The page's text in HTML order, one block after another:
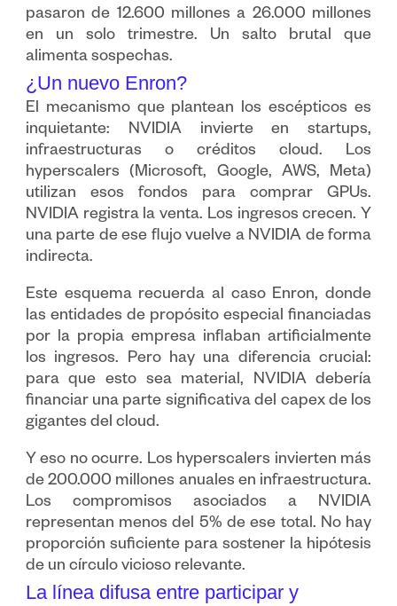
pasaron de 12.600 millones a 26.000 millones
en un solo trimestre. Un salto brutal que
alimenta sospechas.
¿Un nuevo Enron?
El mecanismo que plantean los escépticos es
inquietante: NVIDIA invierte en startups,
infraestructuras o créditos cloud. Los
hyperscalers (Microsoft, Google, AWS, Meta)
utilizan esos fondos para comprar GPUs.
NVIDIA registra la venta. Los ingresos crecen. Y
una parte de ese flujo vuelve a NVIDIA de forma
indirecta.
Este esquema recuerda al caso Enron, donde
las entidades de propósito especial financiadas
por la propia empresa inflaban artificialmente
los ingresos. Pero hay una diferencia crucial:
para que esto sea material, NVIDIA debería
financiar una parte significativa del capex de los
gigantes del cloud.
Y eso no ocurre. Los hyperscalers invierten más
de 200.000 millones anuales en infraestructura.
Los compromisos asociados a NVIDIA
representan menos del 5% de ese total. No hay
proporción suficiente para sostener la hipótesis
de un círculo vicioso relevante.
La línea difusa entre participar y